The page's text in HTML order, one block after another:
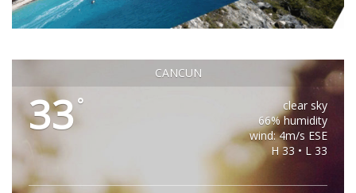
CANCUN
33°
clear sky
66% humidity
wind: 4m/s ESE
H 33 • L 33